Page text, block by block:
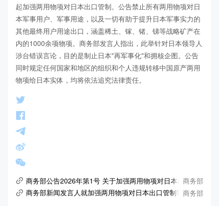
起加强两用物项对日本出口管制。公告禁止所有两用物项对日
本军事用户、军事用途，以及一切有助于提升日本军事实力的
其他最终用户用途出口，涵盖稀土、镓、锗、锑等战略矿产在
内的1000余项物项。商务部发言人指出，此举针对日本领导人
涉台错误言论，目的是制止日本"再军事化"和拥核企图。公告
同时规定任何国家和地区的组织和个人违规转移中国原产两用
物项给日本实体，均将依法追究法律责任。
商务部公告2026年第1号 关于加强两用物项对日本出口管制的
商务部
商务部新闻发言人就加强两用物项对日本出口管制答记者问
商务部